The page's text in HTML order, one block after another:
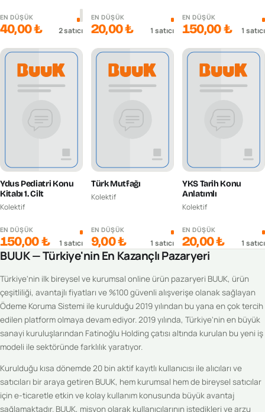
EN DÜŞÜK
40,00 ₺ 2satıcı
EN DÜŞÜK
20,00 ₺ 1 satıcı
EN DÜŞÜK
150,00 ₺ 1 satıcı
Ydus Pediatri Konu
Kitabı 1. Cilt
Kolektif
EN DÜŞÜK
150,00 ₺ 1 satıcı
Türk Mutfağı
Kolektif
EN DÜŞÜK
9,00 ₺ 1 satıcı
YKS Tarih Konu
Anlatımlı
Kolektif
EN DÜŞÜK
20,00 ₺ 1 satıcı
BUUK — Türkiye'nin En Kazançlı Pazaryeri
Türkiye'nin ilk bireysel ve kurumsal online ürün pazaryeri BUUK, ürün
çeşitliliği, avantajlı fiyatları ve %100 güvenli alışverişe olanak sağlayan
Ödeme Koruma Sistemi ile kurulduğu 2019 yılından bu yana en çok tercih
edilen platform olmaya devam ediyor. 2019 yılında, Türkiye'nin en büyük
sanayi kuruluşlarından Fatinoğlu Holding çatısı altında kurulan bu yeni iş
modeli ile sektöründe farklılık yaratıyor.
Kurulduğu kısa dönemde 20 bin aktif kayıtlı kullanıcısı ile alıcıları ve
satıcıları bir araya getiren BUUK, hem kurumsal hem de bireysel satıcılar
için e-ticaretle etkin ve kolay kullanım konusunda büyük avantaj
sağlamaktadır. BUUK, misyon olarak kullanıcılarının istedikleri ve arzu